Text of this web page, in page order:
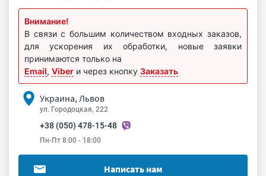
Внимание!
В связи с большим количеством входных заказов,
для ускорения их обработки, новые заявки
принимаются только на
Email, Viber и через кнопку Заказать
Украина, Львов
ул. Городоцкая, 222
+38 (050) 478-15-48
Пн-Пт 8:00 - 18:00
Написать нам